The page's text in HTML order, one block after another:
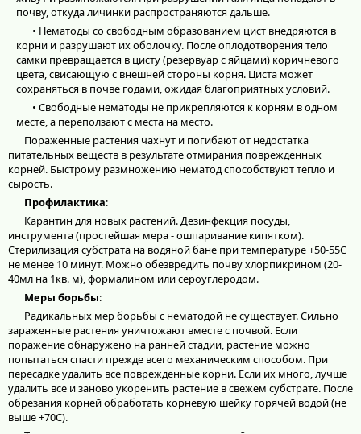
почву, откуда личинки распространяются дальше.
• Нематоды со свободным образованием цист внедряются в
корни и разрушают их оболочку. После оплодотворения тело
самки превращается в цисту (резервуар с яйцами) коричневого
цвета, свисающую с внешней стороны корня. Циста может
сохраняться в почве годами, ожидая благоприятных условий.
• Свободные нематоды не прикрепляются к корням в одном
месте, а переползают с места на место.
Пораженные растения чахнут и погибают от недостатка
питательных веществ в результате отмирания поврежденных
корней. Быстрому размножению нематод способствуют тепло и
сырость.
Профилактика:
Карантин для новых растений. Дезинфекция посуды,
инструмента (простейшая мера - ошпаривание кипятком).
Стерилизация субстрата на водяной бане при температуре +50-55С
не менее 10 минут. Можно обезвредить почву хлорпикрином (20-
40мл на 1кв. м), формалином или сероуглеродом.
Меры борьбы:
Радикальных мер борьбы с нематодой не существует. Сильно
зараженные растения уничтожают вместе с почвой. Если
поражение обнаружено на ранней стадии, растение можно
попытаться спасти прежде всего механическим способом. При
пересадке удалить все поврежденные корни. Если их много, лучше
удалить все и заново укоренить растение в свежем субстрате. После
обрезания корней обработать корневую шейку горячей водой (не
выше +70С).